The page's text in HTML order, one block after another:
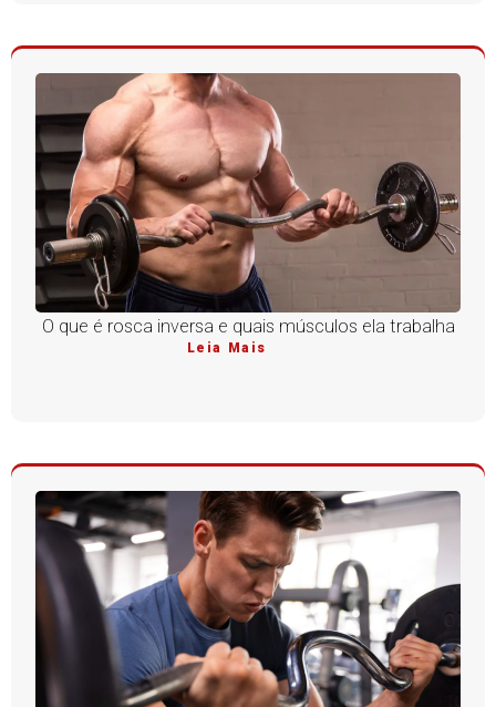
O que é rosca inversa e quais músculos ela trabalha
Leia Mais